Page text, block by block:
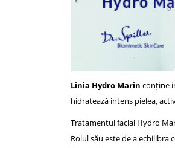
Linia Hydro Marin conține
hidratează intens pielea,
Tratamentul facial Hydro
Rolul său este de a